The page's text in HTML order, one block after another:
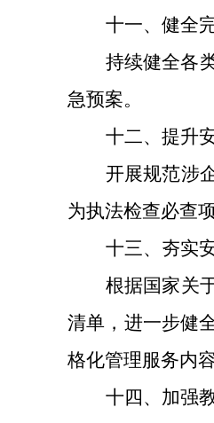
十一、 健全
持续健全各
急预案。
十二、 提升
开展规范涉
为执法检查必查
十三、 夯实
根据国家关
清单，进一步健
格化管理服务内
十四、 加强